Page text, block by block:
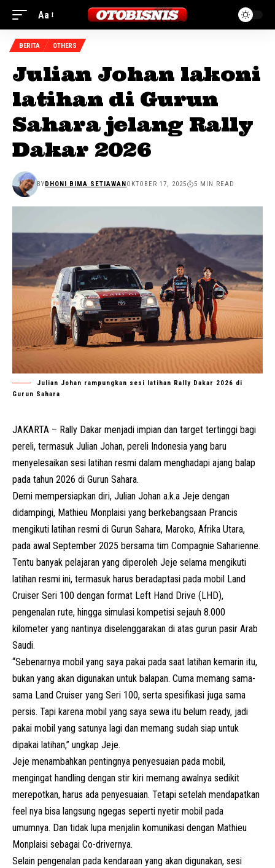
Aa
BERITA OTHERS
Julian Johan lakoni
latihan di Gurun
Sahara jelang Rally
Dakar 2026
BYDHONI BIMA SETIAWANOKTOBER 17, 2025 5 MIN READ
Julian Johan rampungkan sesi latihan Rally Dakar 2026 di
Gurun Sahara
JAKARTA – Rally Dakar menjadi impian dan target tertinggi bagi
pereli, termasuk Julian Johan, pereli Indonesia yang baru
menyelesaikan sesi latihan resmi dalam menghadapi ajang balap
pada tahun 2026 di Gurun Sahara.
Demi mempersiapkan diri, Julian Johan a.k.a Jeje dengan
didampingi, Mathieu Monplaisi yang berkebangsaan Prancis
mengikuti latihan resmi di Gurun Sahara, Maroko, Afrika Utara,
pada awal September 2025 bersama tim Compagnie Saharienne.
Tentu banyak pelajaran yang diperoleh Jeje selama mengikuti
latihan resmi ini, termasuk harus beradaptasi pada mobil Land
Cruiser Seri 100 dengan format Left Hand Drive (LHD),
pengenalan rute, hingga simulasi kompetisi sejauh 8.000
kilometer yang nantinya diselenggarakan di atas gurun pasir Arab
Saudi.
“Sebenarnya mobil yang saya pakai pada saat latihan kemarin itu,
bukan yang akan digunakan untuk balapan. Cuma memang sama-
sama Land Cruiser yang Seri 100, serta spesifikasi juga sama
persis. Tapi karena mobil yang saya sewa itu belum ready, jadi
pakai mobil yang satunya lagi dan memang sudah siap untuk
dipakai latihan,” ungkap Jeje.
Jeje menambahkan pentingnya penyesuaian pada mobil,
mengingat handling dengan stir kiri memang awalnya sedikit
merepotkan, harus ada penyesuaian. Tetapi setelah mendapatkan
feel nya bisa langsung ngegas seperti nyetir mobil pada
umumnya. Dan tidak lupa menjalin komunikasi dengan Mathieu
Monplaisi sebagai Co-drivernya.
Selain pengenalan pada kendaraan yang akan digunakan, sesi